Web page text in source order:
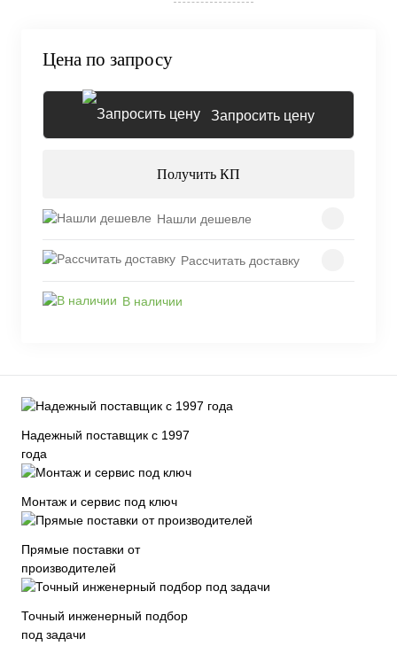
Цена по запросу
Запросить цену
Получить КП
Нашли дешевле
Рассчитать доставку
В наличии
Надежный поставщик с 1997
года
Монтаж и сервис под ключ
Прямые поставки от
производителей
Точный инженерный подбор
под задачи